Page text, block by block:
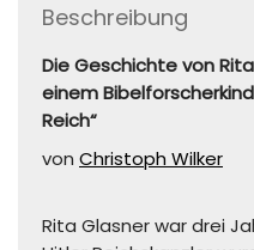
Beschreibung
Die Geschichte von
einem
Reich“
von Christoph Wilker
Rita Glasner war drei